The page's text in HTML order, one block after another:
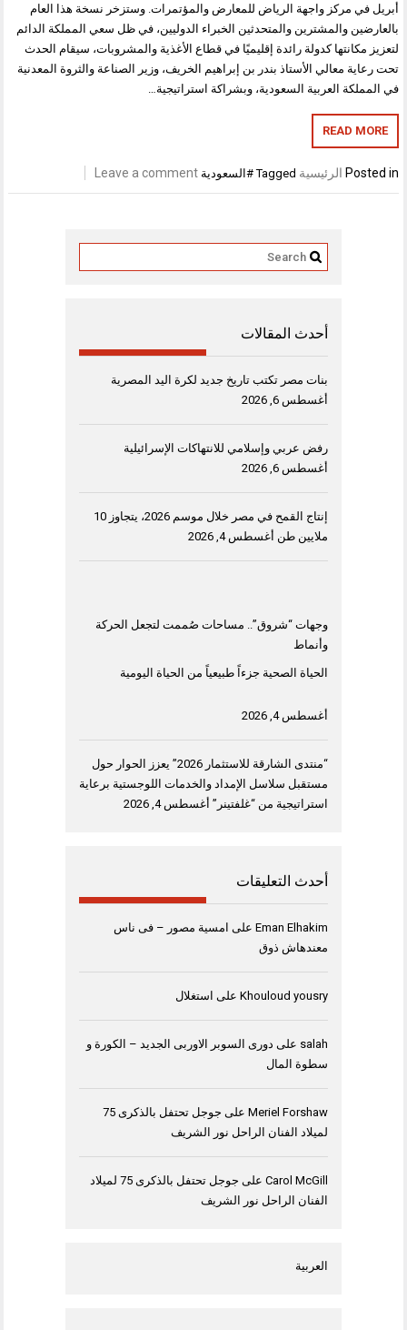
أبريل في مركز واجهة الرياض للمعارض والمؤتمرات. وستزخر نسخة هذا العام
بالعارضين والمشترين والمتحدثين الخبراء الدوليين، في ظل سعي المملكة الدائم
لتعزيز مكانتها كدولة رائدة إقليميًا في قطاع الأغذية والمشروبات، سيقام الحدث
تحت رعاية معالي الأستاذ بندر بن إبراهيم الخريف، وزير الصناعة والثروة المعدنية
في المملكة العربية السعودية، وبشراكة استراتيجية…
READ MORE
Posted in الرئيسية Tagged #السعودية Leave a comment
أحدث المقالات
بنات مصر تكتب تاريخ جديد لكرة اليد المصرية
أغسطس 6, 2026
رفض عربي وإسلامي للانتهاكات الإسرائيلية
أغسطس 6, 2026
إنتاج القمح في مصر خلال موسم 2026، يتجاوز 10
ملايين طن أغسطس 4, 2026
وجهات “شروق”.. مساحات صُممت لتجعل الحركة
وأنماط
الحياة الصحية جزءاً طبيعياً من الحياة اليومية
أغسطس 4, 2026
“منتدى الشارقة للاستثمار 2026” يعزز الحوار حول
مستقبل سلاسل الإمداد والخدمات اللوجستية برعاية
استراتيجية من “غلفتينر” أغسطس 4, 2026
أحدث التعليقات
Eman Elhakim على امسية مصور – فى ناس
معندهاش ذوق
Khouloud yousry على استغلال
salah على دورى السوبر الاوربى الجديد – الكورة و
سطوة المال
Meriel Forshaw على
جوجل تحتفل بالذكرى 75
لميلاد الفنان الراحل نور الشريف
Carol McGill على
جوجل تحتفل بالذكرى 75 لميلاد
الفنان الراحل نور الشريف
العربية